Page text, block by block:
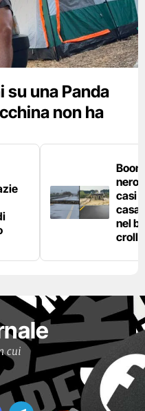
su una Panda
non ha
nero
casi
casa
nel
cui